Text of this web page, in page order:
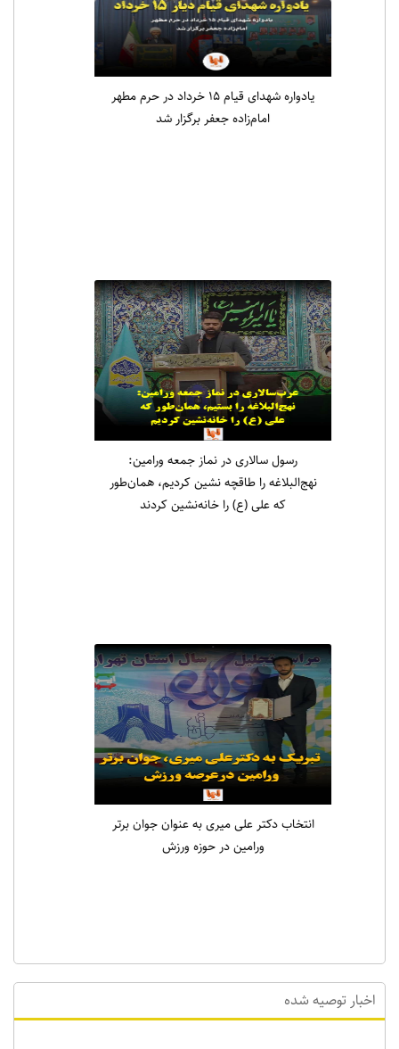
یادواره شهدای قیام ۱۵ خرداد در حرم مطهر
امام‌زاده جعفر برگزار شد
رسول سالاری در نماز جمعه ورامین:
نهج‌البلاغه را طاقچه نشین کردیم، همان‌طور
که علی (ع) را خانه‌نشین کردند
انتخاب دکتر علی میری به عنوان جوان برتر
ورامین در حوزه ورزش
اخبار توصیه شده